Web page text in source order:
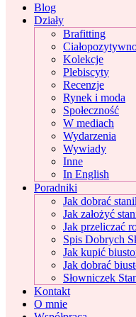
Blog
Działy
Brafitting
Kolekcje
Plebiscyty
Recenzje
Rynek i moda
Społeczność
W mediach
Wydarzenia
Wywiady
Inne
In English
Poradniki
Jak dobrać
Jak założyć
Jak przeliczać
Spis Dobrych
Jak kupić
Jak dobrać
Słowniczek
Kontakt
O mnie